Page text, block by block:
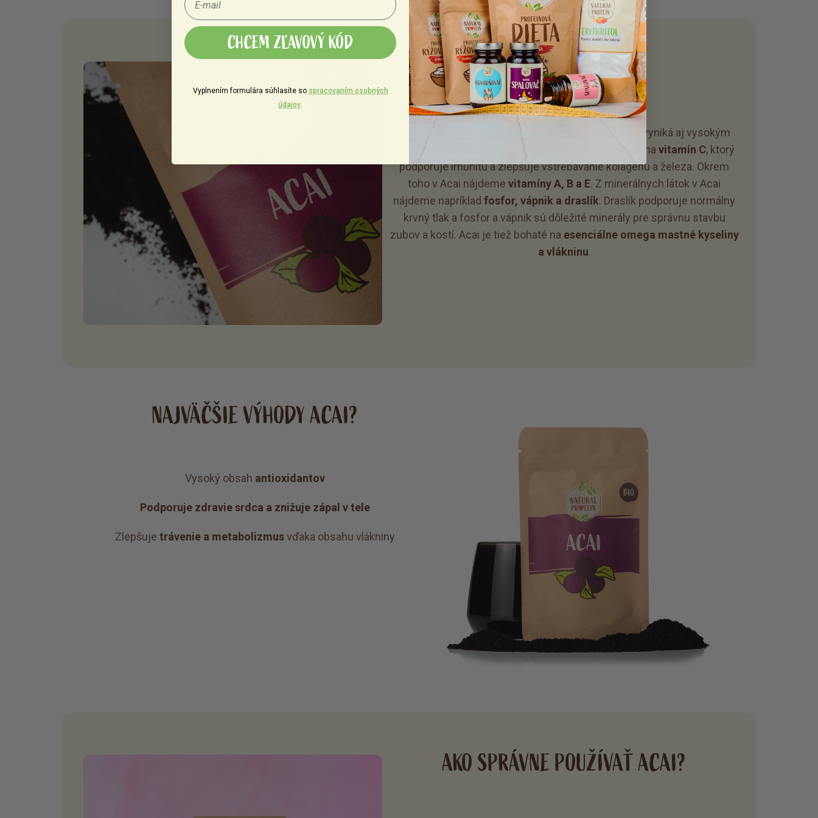
NA ČO JE ACAI?
obrovského množstva antioxidantov
Acai vyniká aj vysokým
obsahom vitamínov, minerálov a vlákniny. Je bohaté na vitamín C, ktorý
podporuje imunitu a zlepšuje vstrebávanie kolagénu a železa. Okrem
toho v Acai nájdemevitamíny A, B a E. Z minerálnych látok v Acai
nájdeme napríkladfosfor, vápnik a draslík. Draslík podporuje normálny
krvný tlak a fosfor a vápnik sú dôležité minerály pre správnu stavbu
zubov a kostí. Acai je tiež bohaté na esenciálne omega mastné kyseliny
a vlákninu.
NAJVÄČŠIE VÝHODY ACAI?
Vysoký obsah antioxidantov
Podporuje zdravie srdca a znižuje zápal v tele
Zlepšuje trávenie a metabolizmusvďaka obsahu vlákniny
AKO SPRÁVNE POUŽÍVAŤ ACAI?
CHCEM ZĽAVOVÝ KÓD
Vyplnením formulára súhlasíte so spracovaním osobných
údajov.